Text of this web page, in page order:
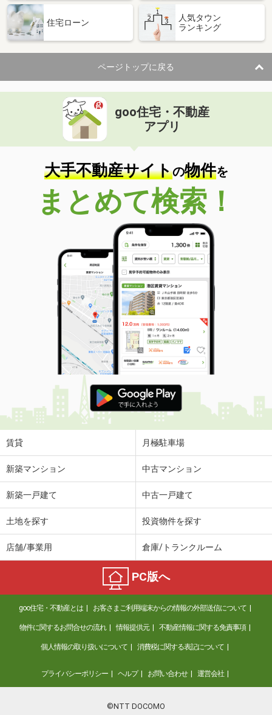
住宅ローン
人気タウン
ランキング
ページトップに戻る
goo住宅・不動産
アプリ
大手不動産サイトの物件を
まとめて検索！
賃貸 月極駐車場
新築マンション 中古マンション
新築一戸建て 中古一戸建て
土地を探す 投資物件を探す
店舗/事業用 倉庫/トランクルーム
PC版へ
goo住宅・不動産とは お客さまご利用端末からの情報の外部送信について
物件に関するお問合せの流れ 情報提供元 不動産情報に関する免責事項
個人情報の取り扱いについて 消費税に関する表記について
プライバシーポリシー ヘルプ お問い合わせ 運営会社
©NTT DOCOMO